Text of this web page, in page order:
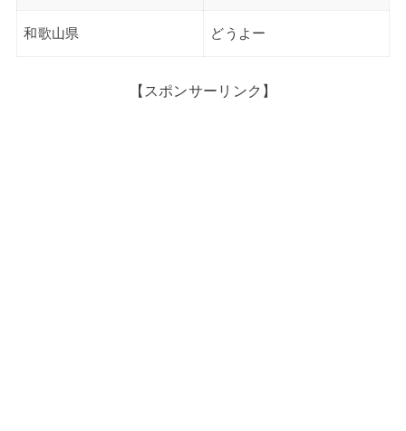
和歌山県 どうよー
【スポンサーリンク】